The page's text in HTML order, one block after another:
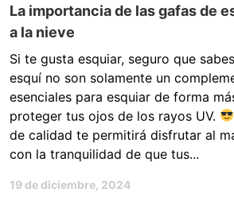
La importancia de las gafas de
a la nieve
Si te gusta esquiar, seguro que
esquí no son solamente un
esenciales para esquiar de forma
proteger tus ojos de los rayos UV.
de calidad te permitirá disfrutar al
con la tranquilidad de que tus...
19 de diciembre, 2024